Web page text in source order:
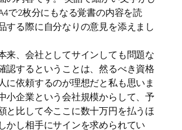
で2枚分にもなる覚書の内容を読
する際に自分なりの意見を添えまし
来、会社としてサインしても問題な
認するということは、然るべき資格
に依頼するのが理想だと私も思いま
小企業という会社規模からして、予
と比して今ここに数十万円を払うほ
かし相手にサインを求められてい